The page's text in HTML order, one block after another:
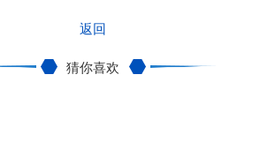
返回
猜你喜欢